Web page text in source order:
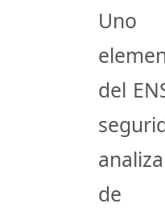
del
de